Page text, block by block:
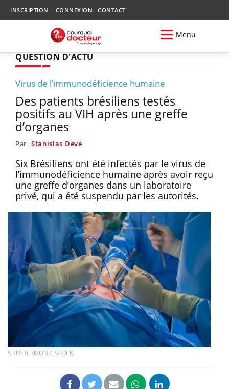
INSCRIPTION CONNEXION CONTACT
Menu
QUESTION D'ACTU
Virus de l’immunodéficience humaine
Des patients brésiliens testés
positifs au VIH après une greffe
d’organes
Par Stanislas Deve
Six Brésiliens ont été infectés par le virus de
l’immunodéficience humaine après avoir reçu
une greffe d’organes dans un laboratoire
privé, qui a été suspendu par les autorités.
SHUTTERMON / ISTOCK